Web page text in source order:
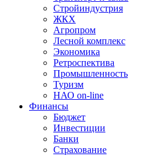
Стройиндустрия
ЖКХ
Агропром
Лесной комплекс
Экономика
Ретроспектива
Промышленность
Туризм
НАО on-line
Финансы
Бюджет
Инвестиции
Банки
Страхование